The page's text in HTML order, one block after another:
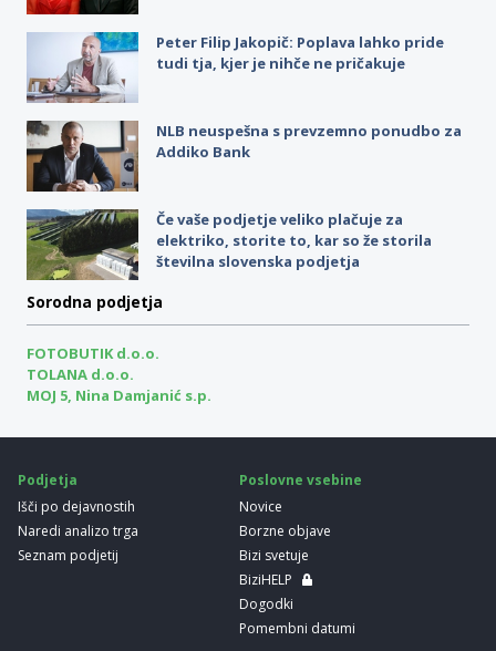
Peter Filip Jakopič: Poplava lahko pride
tudi tja, kjer je nihče ne pričakuje
NLB neuspešna s prevzemno ponudbo za
Addiko Bank
Če vaše podjetje veliko plačuje za
elektriko, storite to, kar so že storila
številna slovenska podjetja
Sorodna podjetja
FOTOBUTIK d.o.o.
TOLANA d.o.o.
MOJ 5, Nina Damjanić s.p.
Podjetja
Išči po dejavnostih
Naredi analizo trga
Seznam podjetij
Poslovne vsebine
Novice
Borzne objave
Bizi svetuje
BiziHELP
Dogodki
Pomembni datumi